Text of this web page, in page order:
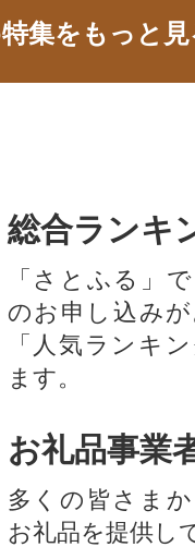
集をもっと
総合ランキ
「さとふる」
のお申し込み
「人気ランキ
ます。
お礼品事業
多くの皆さま
お礼品を提供し